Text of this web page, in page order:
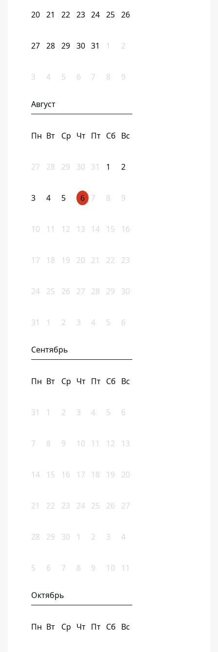
20 21 22 23 24 25 26
27 28 29 30 31 1 2
3 4 5 6 7 8 9
Август
Пн Вт Ср Чт Пт Сб Вс
27 28 29 30 31 1 2
3 4 5 6 7 8 9
10 11 12 13 14 15 16
17 18 19 20 21 22 23
24 25 26 27 28 29 30
31 1 2 3 4 5 6
Сентябрь
Пн Вт Ср Чт Пт Сб Вс
31 1 2 3 4 5 6
7 8 9 10 11 12 13
14 15 16 17 18 19 20
21 22 23 24 25 26 27
28 29 30 1 2 3 4
5 6 7 8 9 10 11
Октябрь
Пн Вт Ср Чт Пт Сб Вс